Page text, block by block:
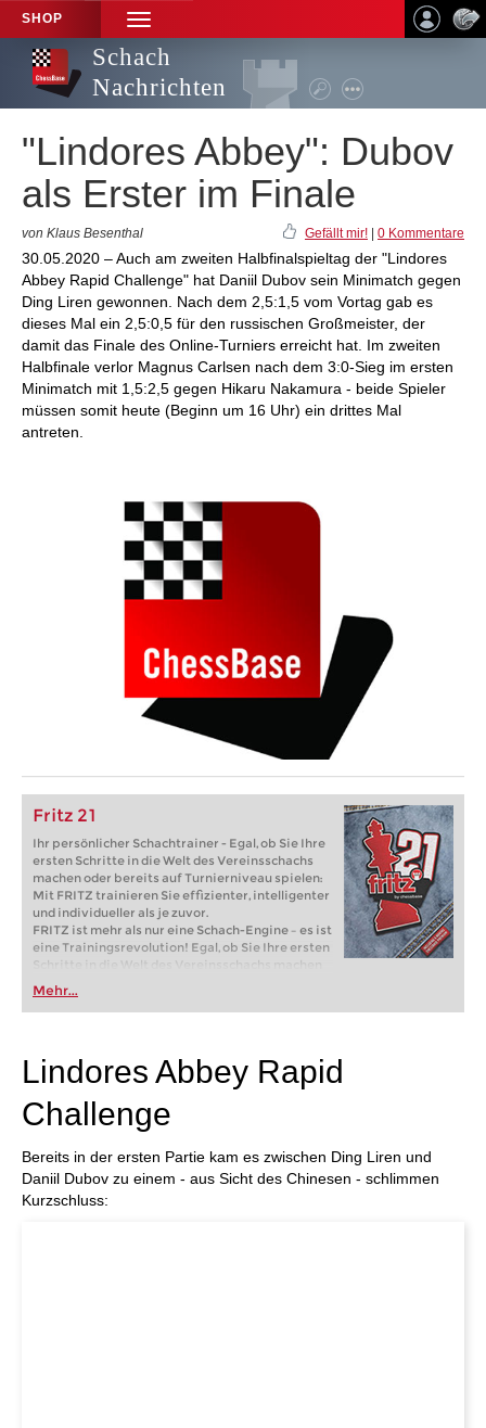
SHOP
TOGGLE
NAVIGATION
Schach
Nachrichten
"Lindores Abbey": Dubov
als Erster im Finale
von Klaus Besenthal Gefällt mir! 0 Kommentare
30.05.2020 – Auch am zweiten Halbfinalspieltag der "Lindores
Abbey Rapid Challenge" hat Daniil Dubov sein Minimatch gegen
Ding Liren gewonnen. Nach dem 2,5:1,5 vom Vortag gab es
dieses Mal ein 2,5:0,5 für den russischen Großmeister, der
damit das Finale des Online-Turniers erreicht hat. Im zweiten
Halbfinale verlor Magnus Carlsen nach dem 3:0-Sieg im ersten
Minimatch mit 1,5:2,5 gegen Hikaru Nakamura - beide Spieler
müssen somit heute (Beginn um 16 Uhr) ein drittes Mal
antreten.
Fritz 21
Ihr persönlicher Schachtrainer - Egal, ob Sie Ihre
ersten Schritte in die Welt des Vereinsschachs
machen oder bereits auf Turnierniveau spielen:
Mit FRITZ trainieren Sie effizienter, intelligenter
und individueller als je zuvor.
FRITZ ist mehr als nur eine Schach-Engine – es ist
eine Trainingsrevolution! Egal, ob Sie Ihre ersten
Schritte in die Welt des Vereinsschachs machen
oder bereits auf Turnierniveau spielen: Mit
FRITZ trainieren Sie effizienter, intelligenter und
individueller als je zuvor.
Mehr...
Lindores Abbey Rapid
Challenge
Bereits in der ersten Partie kam es zwischen Ding Liren und
Daniil Dubov zu einem - aus Sicht des Chinesen - schlimmen
Kurzschluss: